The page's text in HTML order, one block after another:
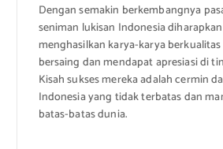
Dengan semakin berkembangnya
seniman lukisan Indonesia
menghasilkan karya-karya
bersaing dan mendapat apresiasi di
Kisah sukses mereka adalah cermin
Indonesia yang tidak terbatas dan
batas-batas dunia.